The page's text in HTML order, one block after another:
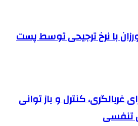
با نرخ ترجیحی توسط پست
غربالگری، کنترل و باز توانی
تنفسی